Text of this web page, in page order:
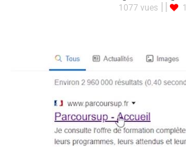
1077 vues